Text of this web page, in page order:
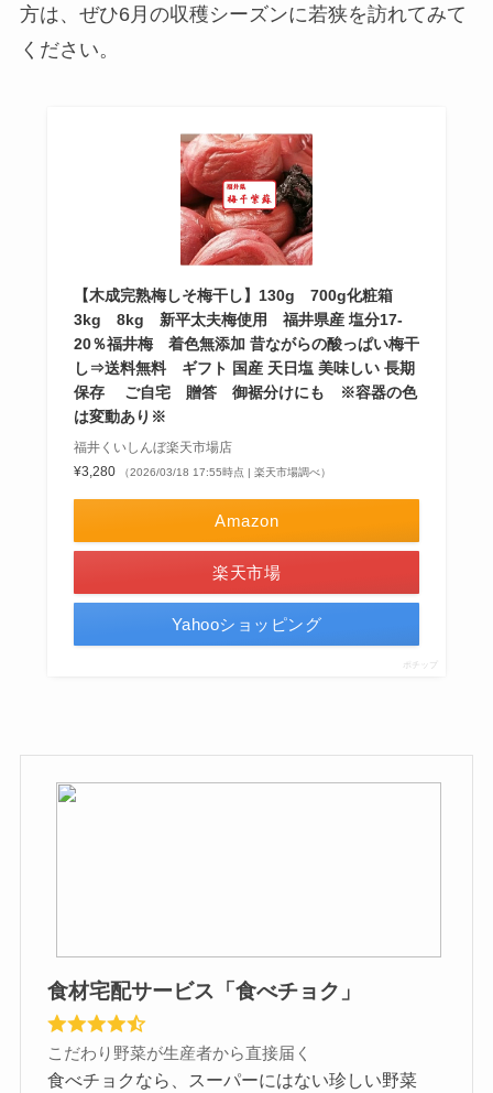
方は、ぜひ6月の収穫シーズンに若狭を訪れてみて
ください。
【木成完熟梅しそ梅干し】130g 700g化粧箱
3kg 8kg 新平太夫梅使用 福井県産 塩分17-
20％福井梅 着色無添加 昔ながらの酸っぱい梅干
し⇒送料無料 ギフト 国産 天日塩 美味しい 長期
保存 ご自宅 贈答 御裾分けにも ※容器の色
は変動あり※
福井くいしんぼ楽天市場店
¥3,280
（2026/03/18 17:55時点 | 楽天市場調べ）
Amazon
楽天市場
Yahooショッピング
ポチップ
食材宅配サービス「食べチョク」
こだわり野菜が生産者から直接届く
食べチョクなら、スーパーにはない珍しい野菜